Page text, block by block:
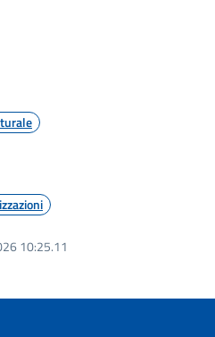
10:25.11